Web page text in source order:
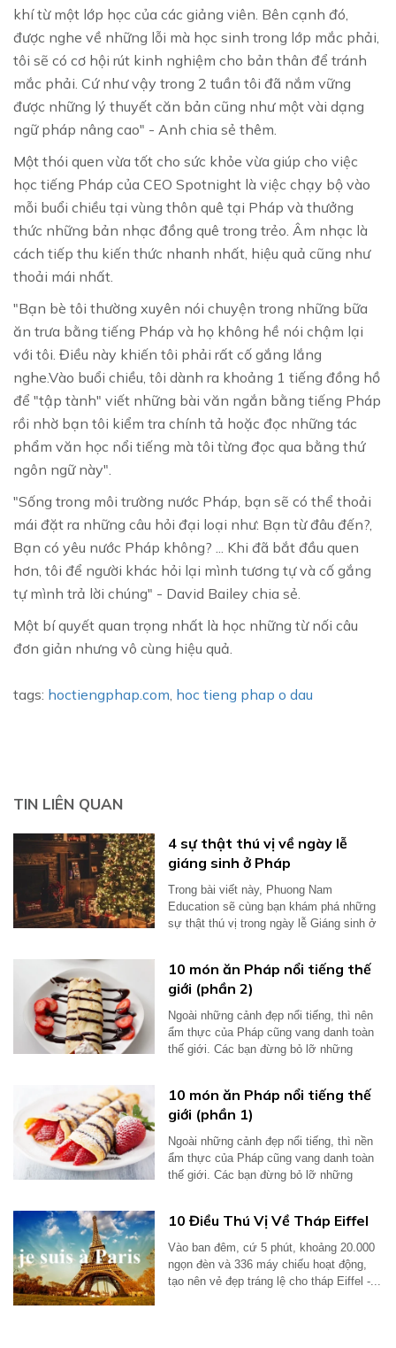
khí từ một lớp học của các giảng viên. Bên cạnh đó,
được nghe về những lỗi mà học sinh trong lớp mắc phải,
tôi sẽ có cơ hội rút kinh nghiệm cho bản thân để tránh
mắc phải. Cứ như vậy trong 2 tuần tôi đã nắm vững
được những lý thuyết căn bản cũng như một vài dạng
ngữ pháp nâng cao" - Anh chia sẻ thêm.
Một thói quen vừa tốt cho sức khỏe vừa giúp cho việc
học tiếng Pháp của CEO Spotnight là việc chạy bộ vào
mỗi buổi chiều tại vùng thôn quê tại Pháp và thưởng
thức những bản nhạc đồng quê trong trẻo. Âm nhạc là
cách tiếp thu kiến thức nhanh nhất, hiệu quả cũng như
thoải mái nhất.
"Bạn bè tôi thường xuyên nói chuyện trong những bữa
ăn trưa bằng tiếng Pháp và họ không hề nói chậm lại
với tôi. Điều này khiến tôi phải rất cố gắng lắng
nghe.Vào buổi chiều, tôi dành ra khoảng 1 tiếng đồng hồ
để "tập tành" viết những bài văn ngắn bằng tiếng Pháp
rồi nhờ bạn tôi kiểm tra chính tả hoặc đọc những tác
phẩm văn học nổi tiếng mà tôi từng đọc qua bằng thứ
ngôn ngữ này".
"Sống trong môi trường nước Pháp, bạn sẽ có thể thoải
mái đặt ra những câu hỏi đại loại như: Bạn từ đâu đến?,
Bạn có yêu nước Pháp không? ... Khi đã bắt đầu quen
hơn, tôi để người khác hỏi lại mình tương tự và cố gắng
tự mình trả lời chúng" - David Bailey chia sẻ.
Một bí quyết quan trọng nhất là học những từ nối câu
đơn giản nhưng vô cùng hiệu quả.
tags: hoctiengphap.com, hoc tieng phap o dau
TIN LIÊN QUAN
4 sự thật thú vị về ngày lễ
giáng sinh ở Pháp
Trong bài viết này, Phuong Nam
Education sẽ cùng bạn khám phá những
sự thật thú vị trong ngày lễ Giáng sinh ở
10 món ăn Pháp nổi tiếng thế
giới (phần 2)
Ngoài những cảnh đẹp nổi tiếng, thì nên
ẩm thực của Pháp cũng vang danh toàn
thế giới. Các bạn đừng bỏ lỡ những
10 món ăn Pháp nổi tiếng thế
giới (phần 1)
Ngoài những cảnh đẹp nổi tiếng, thì nền
ẩm thực của Pháp cũng vang danh toàn
thế giới. Các bạn đừng bỏ lỡ những
10 Điều Thú Vị Về Tháp Eiffel
Vào ban đêm, cứ 5 phút, khoảng 20.000
ngọn đèn và 336 máy chiếu hoạt động,
tạo nên vẻ đẹp tráng lệ cho tháp Eiffel -...